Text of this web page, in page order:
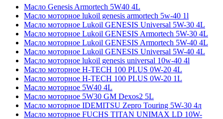
Масло Genesis Armortech 5W40 4L
Масло моторное lukoil genesis armortech 5w-40 1l
Масло моторное Lukoil GENESIS Universal 5W-30 4L
Масло моторное Lukoil GENESIS Armortech 5W-30 4L
Масло моторное Lukoil GENESIS Armortech 5W-40 4L
Масло моторное Lukoil GENESIS Universal 5W-40 4L
Масло моторное lukoil genesis universal 10w-40 4l
Масло моторное H-TECH 100 PLUS 0W-20 4L
Масло моторное H-TECH 100 PLUS 0W-20 1L
Масло моторное 5W40 4L
Масло моторное 5W30 GM Dexos2 5L
Масло моторное IDEMITSU Zepro Touring 5W-30 4л
Масло моторное FUCHS TITAN UNIMAX LD 10W-